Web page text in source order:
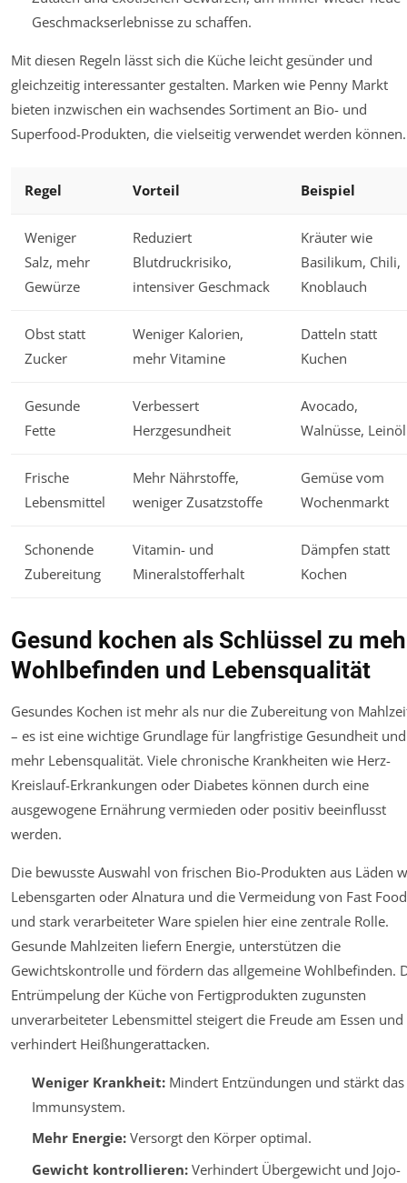
Geschmackserlebnisse zu schaffen.
Mit diesen Regeln lässt sich die Küche leicht gesünder und
gleichzeitig interessanter gestalten. Marken wie Penny Markt
bieten inzwischen ein wachsendes Sortiment an Bio- und
Superfood-Produkten, die vielseitig verwendet werden können.
Regel Vorteil Beispiel
Weniger
Salz, mehr
Gewürze
Reduziert
Blutdruckrisiko,
intensiver Geschmack
Kräuter wie
Basilikum, Chili,
Knoblauch
Obst statt
Zucker
Weniger Kalorien,
mehr Vitamine
Datteln statt
Kuchen
Gesunde
Fette
Verbessert
Herzgesundheit
Avocado,
Walnüsse, Leinöl
Frische
Lebensmittel
Mehr Nährstoffe,
weniger Zusatzstoffe
Gemüse vom
Wochenmarkt
Schonende
Zubereitung
Vitamin- und
Mineralstofferhalt
Dämpfen statt
Kochen
Gesund kochen als Schlüssel zu
Wohlbefinden und Lebensqualität
Gesundes Kochen ist mehr als nur die Zubereitung von
– es ist eine wichtige Grundlage für langfristige Gesundheit und
mehr Lebensqualität. Viele chronische Krankheiten wie Herz-
Kreislauf-Erkrankungen oder Diabetes können durch eine
ausgewogene Ernährung vermieden oder positiv beeinflusst
werden.
Die bewusste Auswahl von frischen Bio-Produkten aus Läden
Lebensgarten oder Alnatura und die Vermeidung von Fast Food
und stark verarbeiteter Ware spielen hier eine zentrale Rolle.
Gesunde Mahlzeiten liefern Energie, unterstützen die
Gewichtskontrolle und fördern das allgemeine Wohlbefinden.
Entrümpelung der Küche von Fertigprodukten zugunsten
unverarbeiteter Lebensmittel steigert die Freude am Essen und
verhindert Heißhungerattacken.
Weniger Krankheit:Mindert Entzündungen und stärkt das
Immunsystem.
Mehr Energie:Versorgt den Körper optimal.
Gewicht kontrollieren:Verhindert Übergewicht und Jojo-